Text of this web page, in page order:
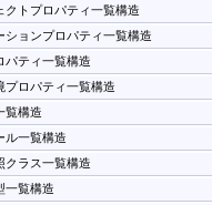
クトプロパティ一覧構造
ションプロパティ一覧構造
パティ一覧構造
プロパティ一覧構造
覧構造
ル一覧構造
クラス一覧構造
一覧構造